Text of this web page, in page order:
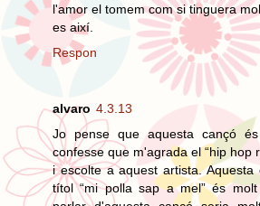
l'amor el tomem com si tinguera
es així.
Respon
alvaro 4.3.13
Jo pense que aquesta cançó
confesse que m'agrada el “hip hop
i escolte a aquest artista.
títol “mi polla sap a mel” és molt